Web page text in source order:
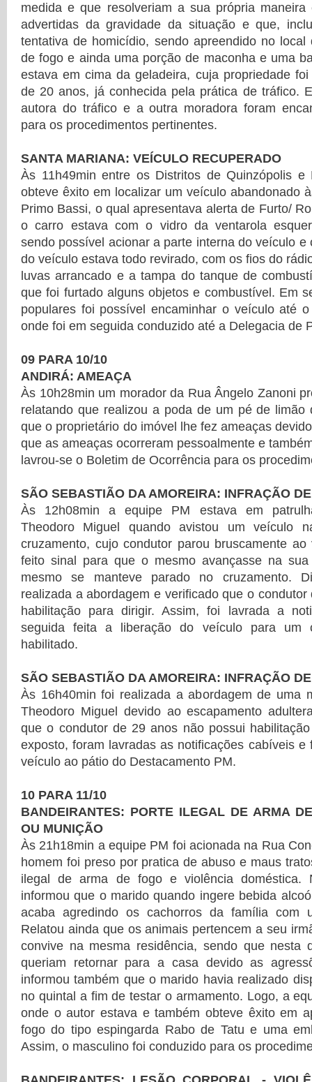
medida e que resolveriam a sua própria maneira
advertidas da gravidade da situação e que,
tentativa de homicídio, sendo apreendido no
de fogo e ainda uma porção de maconha e uma
estava em cima da geladeira, cuja propriedade
de 20 anos, já conhecida pela prática de tráfico.
autora do tráfico e a outra moradora foram
para os procedimentos pertinentes.
SANTA MARIANA: VEÍCULO RECUPERADO
Às 11h49min entre os Distritos de Quinzópolis e
obteve êxito em localizar um veículo abandonado
Primo Bassi, o qual apresentava alerta de Furto/
o carro estava com o vidro da ventarola
sendo possível acionar a parte interna do veículo e
do veículo estava todo revirado, com os fios do
luvas arrancado e a tampa do tanque de
que foi furtado alguns objetos e combustível. Em
populares foi possível encaminhar o veículo até
onde foi em seguida conduzido até a Delegacia de
09 PARA 10/10
ANDIRÁ: AMEAÇA
Às 10h28min um morador da Rua Ângelo Zanoni
relatando que realizou a poda de um pé de limão
que o proprietário do imóvel lhe fez ameaças
que as ameaças ocorreram pessoalmente e
lavrou-se o Boletim de Ocorrência para os
SÃO SEBASTIÃO DA AMOREIRA: INFRAÇÃO
Às 12h08min a equipe PM estava em
Theodoro Miguel quando avistou um veículo
cruzamento, cujo condutor parou bruscamente
feito sinal para que o mesmo avançasse na
mesmo se manteve parado no cruzamento.
realizada a abordagem e verificado que o
habilitação para dirigir. Assim, foi lavrada a
seguida feita a liberação do veículo para um
habilitado.
SÃO SEBASTIÃO DA AMOREIRA: INFRAÇÃO
Às 16h40min foi realizada a abordagem de uma
Theodoro Miguel devido ao escapamento
que o condutor de 29 anos não possui
exposto, foram lavradas as notificações cabíveis e
veículo ao pátio do Destacamento PM.
10 PARA 11/10
BANDEIRANTES: PORTE ILEGAL DE ARMA
OU MUNIÇÃO
Às 21h18min a equipe PM foi acionada na Rua
homem foi preso por pratica de abuso e maus
ilegal de arma de fogo e violência doméstica.
informou que o marido quando ingere bebida
acaba agredindo os cachorros da família com
Relatou ainda que os animais pertencem a seu
convive na mesma residência, sendo que nesta
queriam retornar para a casa devido as
informou também que o marido havia realizado
no quintal a fim de testar o armamento. Logo, a
onde o autor estava e também obteve êxito em
fogo do tipo espingarda Rabo de Tatu e uma
Assim, o masculino foi conduzido para os